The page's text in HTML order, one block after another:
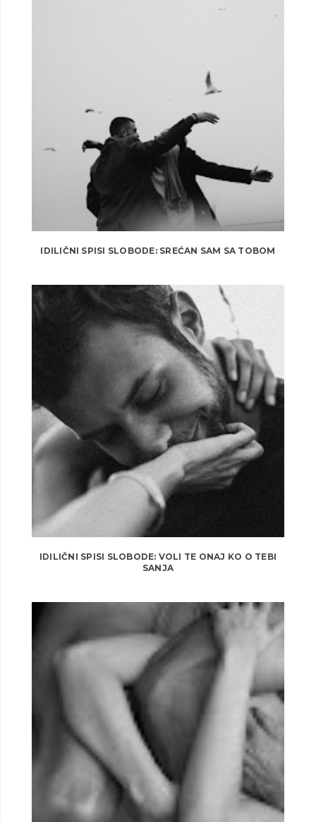
IDILIČNI SPISI SLOBODE: SREĆAN SAM SA TOBOM
IDILIČNI SPISI SLOBODE: VOLI TE ONAJ KO O TEBI
SANJA